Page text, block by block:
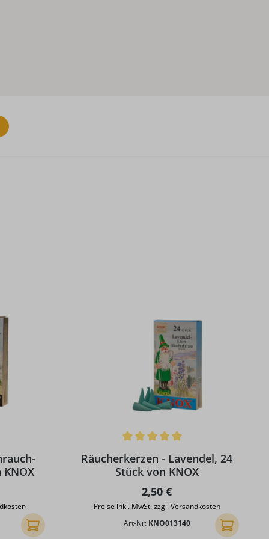
In den Warenkorb
Räucherkerzen - Lavendel, 24
Stück von KNOX
Regulärer Preis:
2,50 €
Preise inkl. MwSt. zzgl. Versandkosten
Art-Nr: KNO013140 In den